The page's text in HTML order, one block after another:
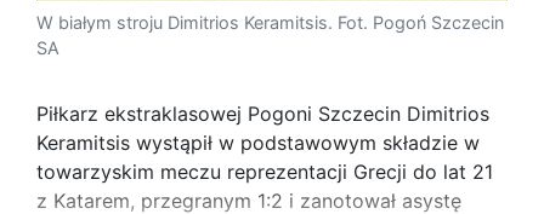
W białym stroju Dimitrios Keramitsis. Fot. Pogoń Szczecin
SA
Piłkarz ekstraklasowej Pogoni Szczecin Dimitrios
Keramitsis wystąpił w podstawowym składzie w
towarzyskim meczu reprezentacji Grecji do lat 21
z Katarem, przegranym 1:2 i zanotował asystę